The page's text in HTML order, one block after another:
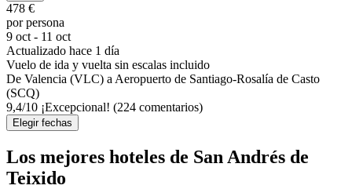
478 €
por persona
9 oct - 11 oct
Actualizado hace 1 día
Vuelo de ida y vuelta sin escalas incluido
De Valencia (VLC) a Aeropuerto de Santiago-Rosalía de Casto
(SCQ)
9,4/10 ¡Excepcional! (224 comentarios)
Elegir fechas
Los mejores hoteles de San Andrés de
Teixido